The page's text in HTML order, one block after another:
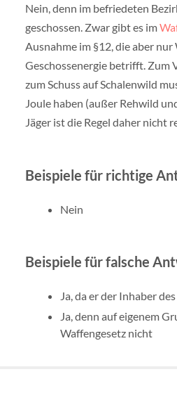
Nein, denn im befriedeten
geschossen. Zwar gibt es im
Ausnahme im §12, die aber nur
Geschossenergie betrifft. Zum
zum Schuss auf Schalenwild
Joule haben (außer Rehwild
Jäger ist die Regel daher nicht
Beispiele für richtige
Nein
Beispiele für falsche
Ja, da er der Inhaber
Ja, denn auf eigenem
Waffengesetz nicht